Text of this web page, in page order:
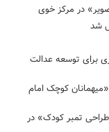
در مرکز خوی
شد
برای توسعه عدالت
کوچک امام
تمبر کودک» در